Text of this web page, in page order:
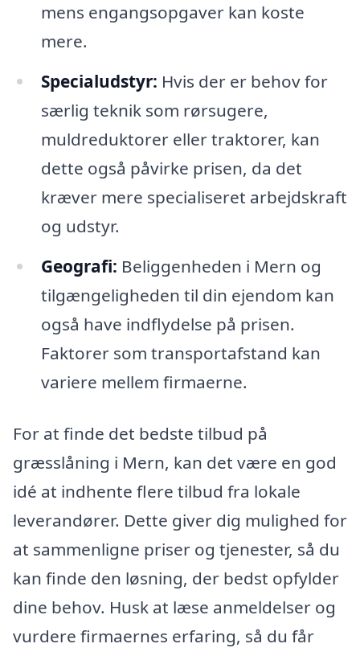
mens engangsopgaver kan koste
mere.
Specialudstyr: Hvis der er behov for
særlig teknik som rørsugere,
muldreduktorer eller traktorer, kan
dette også påvirke prisen, da det
kræver mere specialiseret arbejdskraft
og udstyr.
Geografi: Beliggenheden i Mern og
tilgængeligheden til din ejendom kan
også have indflydelse på prisen.
Faktorer som transportafstand kan
variere mellem firmaerne.
For at finde det bedste tilbud på
græsslåning i Mern, kan det være en god
idé at indhente flere tilbud fra lokale
leverandører. Dette giver dig mulighed for
at sammenligne priser og tjenester, så du
kan finde den løsning, der bedst opfylder
dine behov. Husk at læse anmeldelser og
vurdere firmaernes erfaring, så du får